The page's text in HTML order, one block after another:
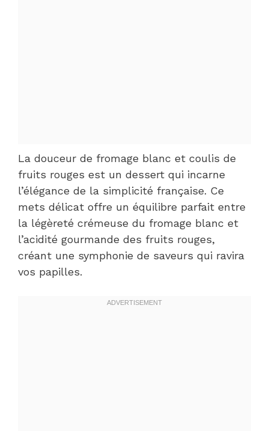
La douceur de fromage blanc et coulis de
fruits rouges est un dessert qui incarne
l’élégance de la simplicité française. Ce
mets délicat offre un équilibre parfait entre
la légèreté crémeuse du fromage blanc et
l’acidité gourmande des fruits rouges,
créant une symphonie de saveurs qui ravira
vos papilles.